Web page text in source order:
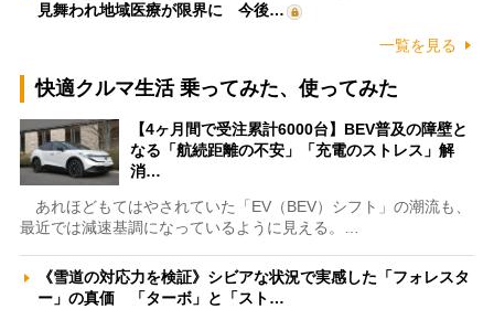
見舞われ地域医療が限界に 今後…
一覧を見る
快適クルマ生活 乗ってみた、使ってみた
【4ヶ月間で受注累計6000台】BEV普及の障壁と
なる「航続距離の不安」「充電のストレス」解
消…
あれほどもてはやされていた「EV（BEV）シフト」の潮流も、
最近では減速基調になっているように見える。…
《雪道の対応力を検証》シビアな状況で実感した「フォレスタ
ー」の真価 「ターボ」と「スト…